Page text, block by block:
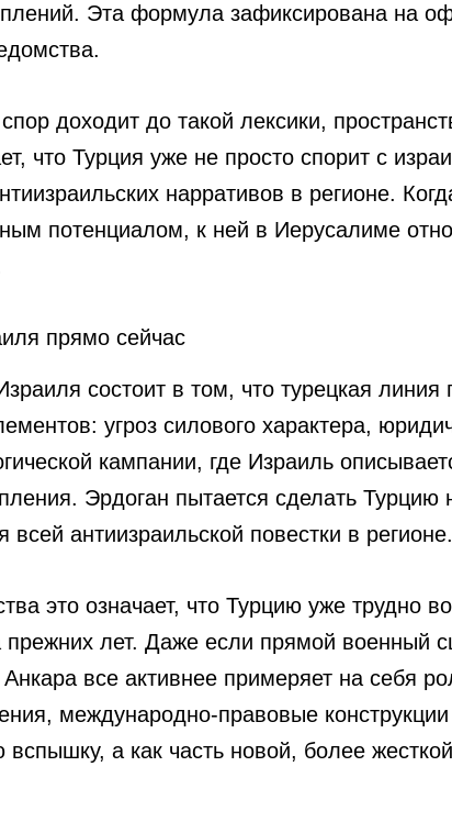
Эта формула зафиксирована на
доходит до такой лексики,
что Турция уже не просто спорит с
нарративов в регионе.
потенциалом, к ней в Иерусалиме
прямо сейчас
состоит в том, что турецкая
угроз силового характера,
кампании, где Израиль
Эрдоган пытается сделать
антиизраильской повестки в регионе.
это означает, что Турцию уже трудно
прежних лет. Даже если прямой военный
все активнее примеряет на себя
международно-правовые
вспышку, а как часть новой, более